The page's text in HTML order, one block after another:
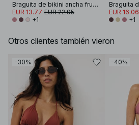
Braguita de bikini ancha fruncida brillante
EUR 13.77 EUR 22.95
+1
EUR 16.06
+1
Otros clientes también vieron
-30% -40%